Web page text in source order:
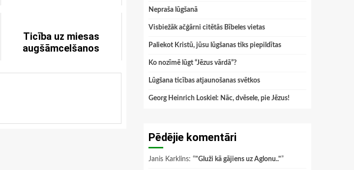
Ticība uz miesas
augšāmcelšanos
Nepraša lūgšanā
Visbiežāk ačģārni citētās Bībeles vietas
Paliekot Kristū, jūsu lūgšanas tiks piepildītas
Ko nozīmē lūgt “Jēzus vārdā”?
Lūgšana ticības atjaunošanas svētkos
Georg Heinrich Loskiel: Nāc, dvēsele, pie Jēzus!
Pēdējie komentāri
Janis Karklins: “"Gluži kā gājiens uz Aglonu.."”